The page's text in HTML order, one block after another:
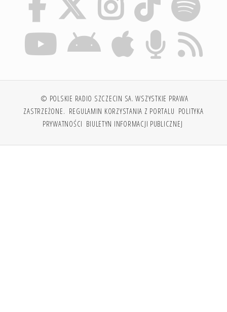
© POLSKIE RADIO SZCZECIN SA. WSZYSTKIE PRAWA
ZASTRZEŻONE. REGULAMIN KORZYSTANIA Z PORTALU POLITYKA
PRYWATNOŚCI BIULETYN INFORMACJI PUBLICZNEJ